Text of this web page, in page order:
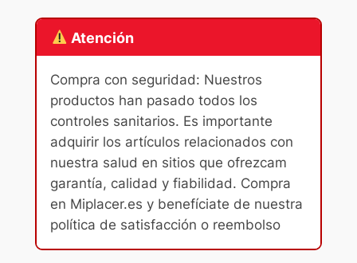
Atención
Compra con seguridad: Nuestros
productos han pasado todos los
controles sanitarios. Es importante
adquirir los artículos relacionados con
nuestra salud en sitios que ofrezcam
garantía, calidad y fiabilidad. Compra
en Miplacer.es y benefíciate de nuestra
política de satisfacción o reembolso